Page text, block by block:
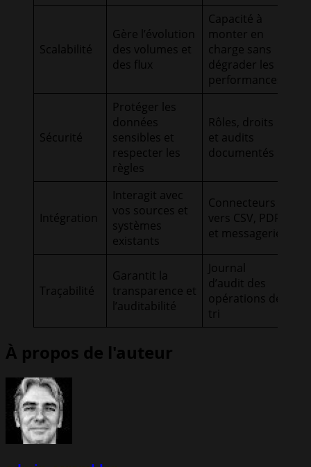
Scalabilité
Gère l’évolution
des volumes et
des flux
Capacité à
monter en
charge sans
dégrader les
performances
Sécurité
Protéger les
données
sensibles et
respecter les
règles
Rôles, droits
et audits
documentés
Intégration
Interagit avec
vos sources et
systèmes
existants
Connecteurs
vers CSV, PDF,
et messagerie
Traçabilité
Garantit la
transparence et
l’auditabilité
Journal
d’audit des
opérations de
tri
À propos de l'auteur